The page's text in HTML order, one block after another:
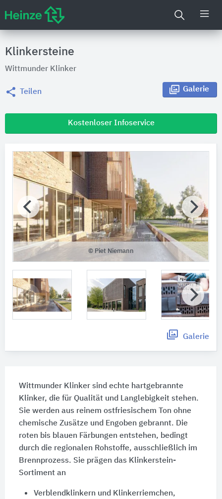
Klinkersteine
Wittmunder Klinker
Teilen Galerie
Kostenloser Infoservice
© Piet Niemann
Galerie
Wittmunder Klinker sind echte hartgebrannte
Klinker, die für Qualität und Langlebigkeit stehen.
Sie werden aus reinem ostfriesischem Ton ohne
chemische Zusätze und Engoben gebrannt. Die
roten bis blauen Färbungen entstehen, bedingt
durch die regionalen Rohstoffe, ausschließlich im
Brennprozess. Sie prägen das Klinkerstein-
Sortiment an
Verblendklinkern und Klinkerriemchen,